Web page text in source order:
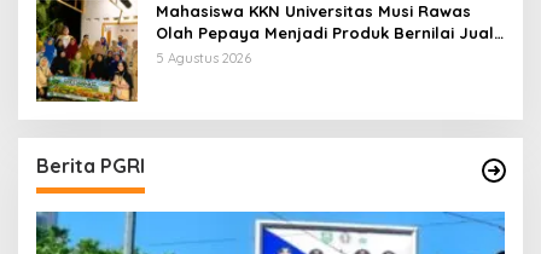
Mahasiswa KKN Universitas Musi Rawas
Olah Pepaya Menjadi Produk Bernilai Jual
Tinggi, Dorong UMKM Desa Air Satan
5 Agustus 2026
Berita PGRI